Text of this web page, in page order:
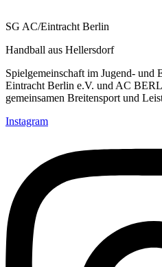
SG AC/Eintracht Berlin
Handball aus Hellersdorf
Spielgemeinschaft im Jugend- und
Eintracht Berlin e.V. und AC
gemeinsamen Breitensport und
Instagram